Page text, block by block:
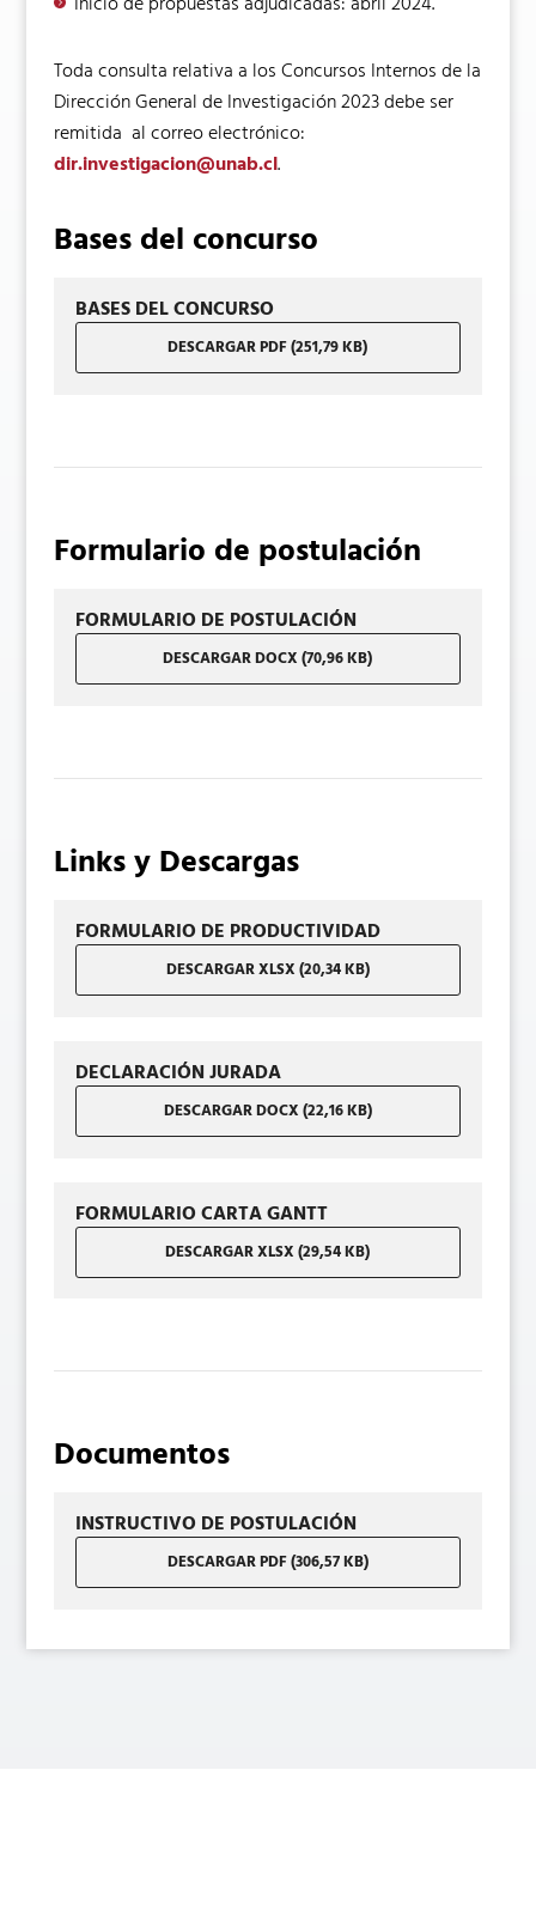
Toda consulta relativa a los Concursos Internos de la
Dirección General de Investigación 2023 debe ser
remitida al correo electrónico:
dir.investigacion@unab.cl.
Bases del concurso
BASES DEL CONCURSO
DESCARGAR PDF (251,79 KB)
Formulario de postulación
FORMULARIO DE POSTULACIÓN
DESCARGAR DOCX (70,96 KB)
Links y Descargas
FORMULARIO DE PRODUCTIVIDAD
DESCARGAR XLSX (20,34 KB)
DECLARACIÓN JURADA
DESCARGAR DOCX (22,16 KB)
FORMULARIO CARTA GANTT
DESCARGAR XLSX (29,54 KB)
Documentos
INSTRUCTIVO DE POSTULACIÓN
DESCARGAR PDF (306,57 KB)